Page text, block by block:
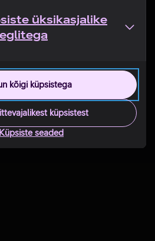
üksikasjalike
kõigi küpsistega
küpsistest
Küpsiste seaded